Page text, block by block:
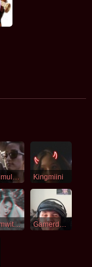
dissimulated Kingmiini
killemwithkarma Gamerdadswd